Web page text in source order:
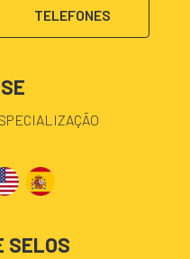
TELEFONES
SELOS